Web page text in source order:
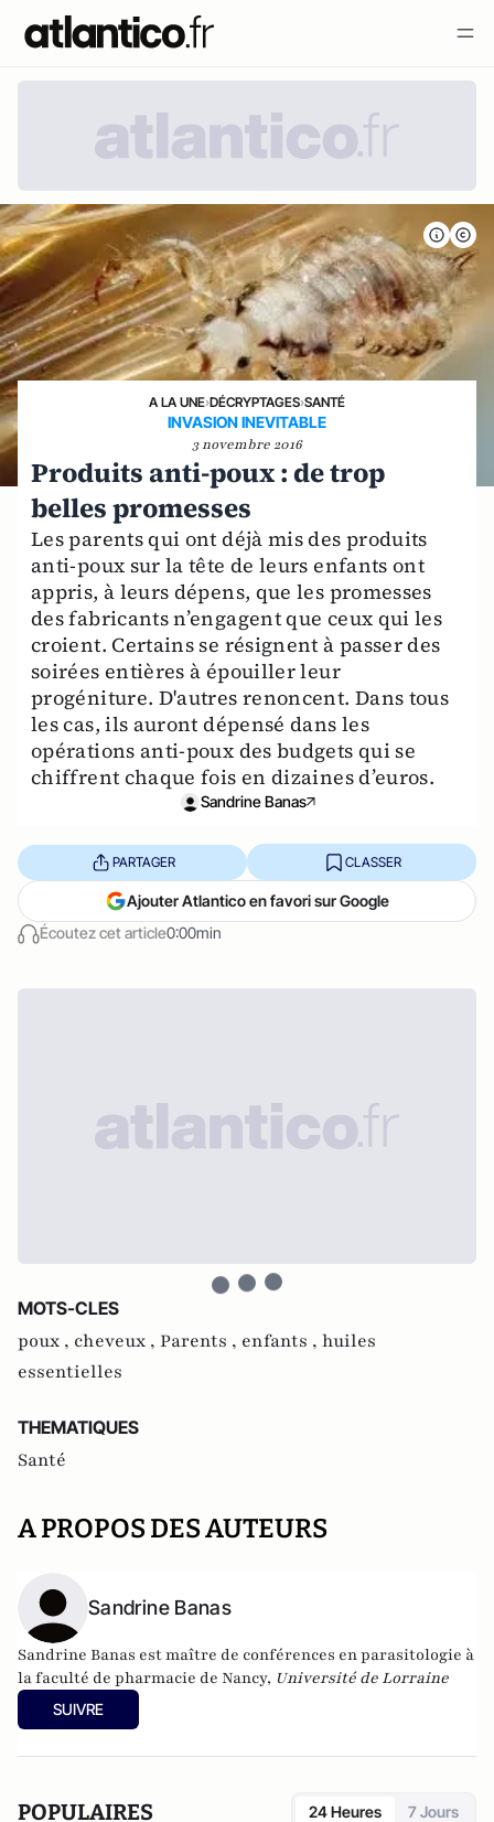
A LA UNE›DÉCRYPTAGES›SANTÉ
INVASION INEVITABLE
3 novembre 2016
Produits anti-poux : de trop
belles promesses
Les parents qui ont déjà mis des produits
anti-poux sur la tête de leurs enfants ont
appris, à leurs dépens, que les promesses
des fabricants n’engagent que ceux qui les
croient. Certains se résignent à passer des
soirées entières à épouiller leur
progéniture. D'autres renoncent. Dans tous
les cas, ils auront dépensé dans les
opérations anti-poux des budgets qui se
chiffrent chaque fois en dizaines d’euros.
Sandrine Banas
Écoutez cet article0:00min
PARTAGER CLASSER
Ajouter Atlantico en favori sur Google
MOTS-CLES
poux , cheveux , Parents , enfants , huiles
essentielles
THEMATIQUES
Santé
A PROPOS DES AUTEURS
Sandrine Banas
Sandrine Banas est maître de conférences en parasitologie à
la faculté de pharmacie de Nancy, Université de Lorraine
SUIVRE
POPULAIRES 24 Heures 7 Jours